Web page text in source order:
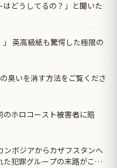
どうしてるの？」と聞いた
英高級紙も驚愕した極限の
臭いを消す方法をご覧くださ
ホロコースト被害者に賠
ンボジアからカザフスタンへ
犯罪グループの末路がこち